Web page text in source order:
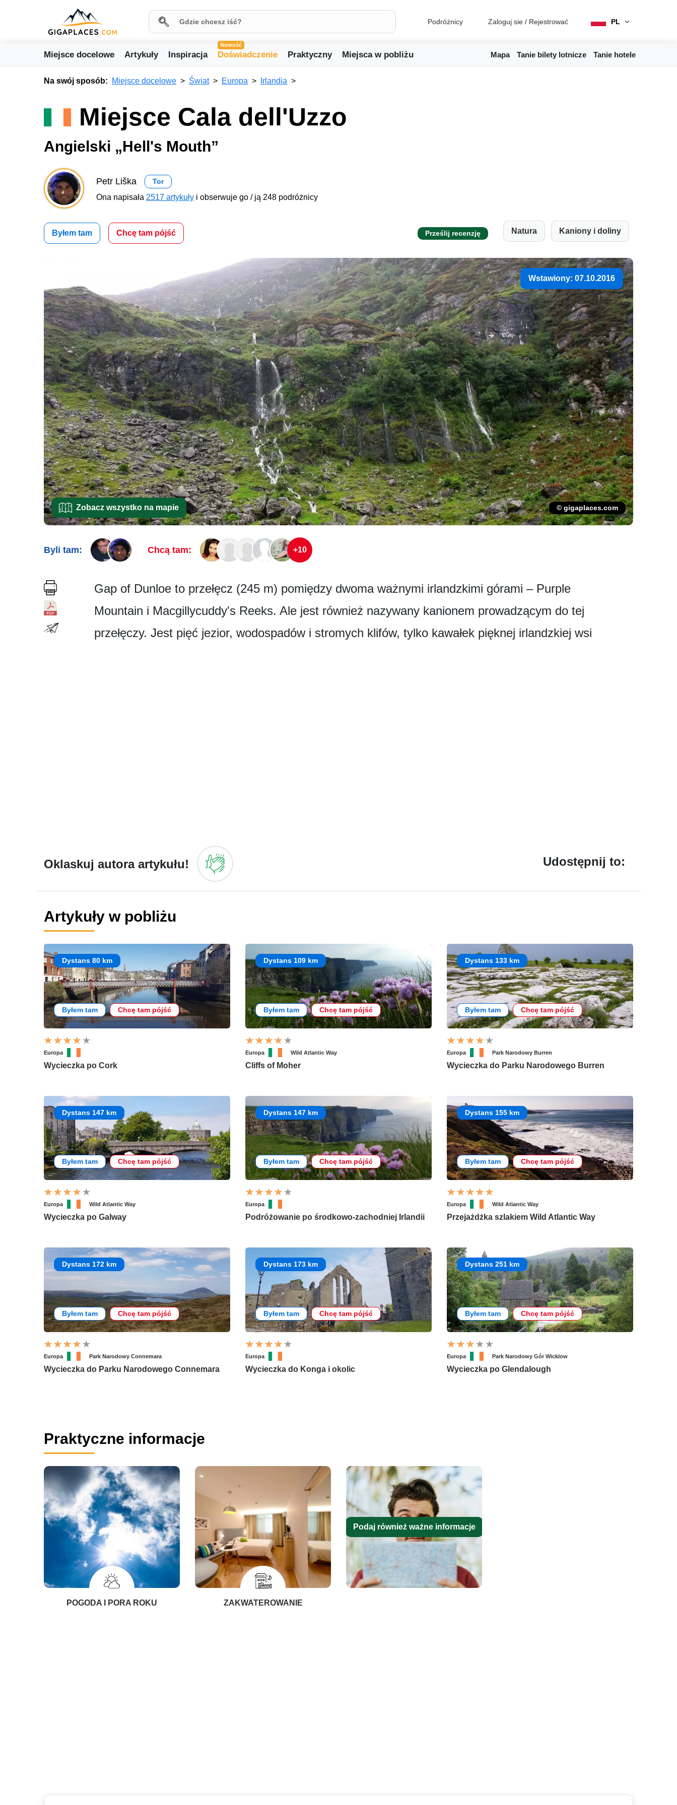
Podróżnicy Zaloguj sie / Rejestrować PL
Miejsce docelowe Artykuły Inspiracja
Nowość
Doświadczenie Praktyczny Miejsca w pobliżu Mapa Tanie bilety lotnicze Tanie hotele
Na swój sposób: Miejsce docelowe Świat Europa Irlandia
Miejsce Cala dell'Uzzo
Angielski „Hell's Mouth”
Petr Liška Tor
Ona napisała 2517 artykuły i obserwuje go / ją 248 podróżnicy
Byłem tam Chcę tam pójść Prześlij recenzję Natura Kaniony i doliny
Wstawiony: 07.10.2016
Zobacz wszystko na mapie © gigaplaces.com
Byli tam: Chcą tam: +10
Gap of Dunloe to przełęcz (245 m) pomiędzy dwoma ważnymi irlandzkimi górami – Purple
Mountain i Macgillycud­dy's Reeks. Ale jest również nazywany kanionem prowadzącym do tej
przełęczy. Jest pięć jezior, wodospadów i stromych klifów, tylko kawałek pięknej irlandzkiej wsi
Oklaskuj autora artykułu! Udostępnij to:
Artykuły w pobliżu
Dystans 80 km
Byłem tam Chcę tam pójść
Europa
Wycieczka po Cork
Dystans 109 km
Byłem tam Chcę tam pójść
Europa Wild Atlantic Way
Cliffs of Moher
Dystans 133 km
Byłem tam Chcę tam pójść
Europa Park Narodowy Burren
Wycieczka do Parku Narodowego Burren
Dystans 147 km
Byłem tam Chcę tam pójść
Europa Wild Atlantic Way
Wycieczka po Galway
Dystans 147 km
Byłem tam Chcę tam pójść
Europa
Podróżowanie po środkowo-zachodniej Irlandii
Dystans 155 km
Byłem tam Chcę tam pójść
Europa Wild Atlantic Way
Przejażdżka szlakiem Wild Atlantic Way
Dystans 172 km
Byłem tam Chcę tam pójść
Europa Park Narodowy Connemara
Wycieczka do Parku Narodowego Connemara
Dystans 173 km
Byłem tam Chcę tam pójść
Europa
Wycieczka do Konga i okolic
Dystans 251 km
Byłem tam Chcę tam pójść
Europa Park Narodowy Gór Wicklow
Wycieczka po Glendalough
Praktyczne informacje
POGODA I PORA ROKU ZAKWATEROWANIE
Podaj również ważne informacje